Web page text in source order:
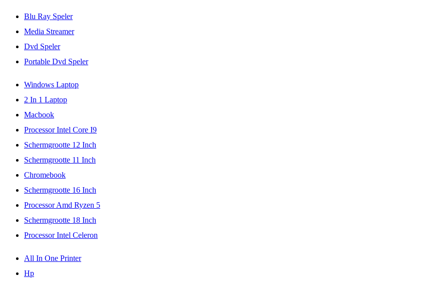
Blu Ray Speler
Media Streamer
Dvd Speler
Portable Dvd Speler
Windows Laptop
2 In 1 Laptop
Macbook
Processor Intel Core I9
Schermgrootte 12 Inch
Schermgrootte 11 Inch
Chromebook
Schermgrootte 16 Inch
Processor Amd Ryzen 5
Schermgrootte 18 Inch
Processor Intel Celeron
All In One Printer
Hp